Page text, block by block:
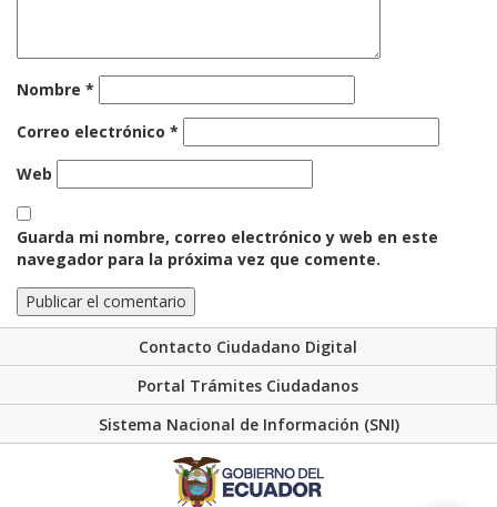
Nombre *
Correo electrónico *
Web
Guarda mi nombre, correo electrónico y web en este
navegador para la próxima vez que comente.
Contacto Ciudadano Digital
Portal Trámites Ciudadanos
Sistema Nacional de Información (SNI)